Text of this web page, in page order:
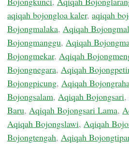
aqiqah bojongloa kaler, aqiqah
Bojongmalaka, Aqiqah
Bojongmanggu, Aqiqah
Bojongmekar, Aqiqah
Bojongnegara, Aqiqah
Bojongpicung, Aqiqah
Bojongsalam, Aqiqah Bojongsari,
Baru, Aqiqah Bojongsari Lama,
Aqiqah Bojongslawi, Aqiqah
Bojongtengah, Aqiqah